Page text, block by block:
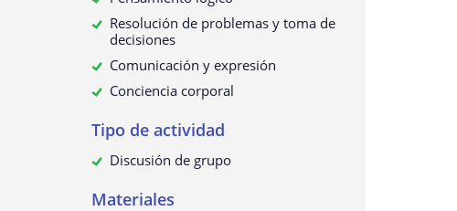
Resolución de problemas y toma de
decisiones
Comunicación y expresión
Conciencia corporal
Tipo de actividad
Discusión de grupo
Materiales